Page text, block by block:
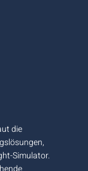
die
Simulator.